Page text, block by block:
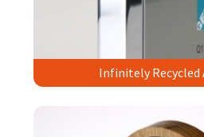
Infinitely Recycled